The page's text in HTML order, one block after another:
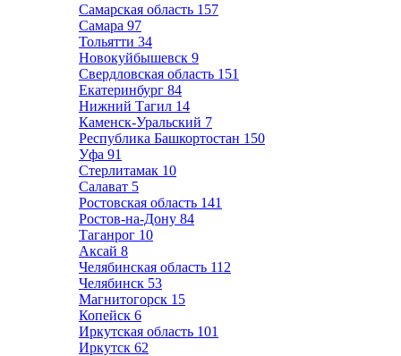
Самарская область 157
Самара 97
Тольятти 34
Новокуйбышевск 9
Свердловская область 151
Екатеринбург 84
Нижний Тагил 14
Каменск-Уральский 7
Республика Башкортостан 150
Уфа 91
Стерлитамак 10
Салават 5
Ростовская область 141
Ростов-на-Дону 84
Таганрог 10
Аксай 8
Челябинская область 112
Челябинск 53
Магнитогорск 15
Копейск 6
Иркутская область 101
Иркутск 62